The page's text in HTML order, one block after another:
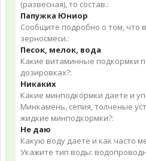
(развесная), то состав.:
Папужка Юниор
Сообщите подробно о том, что
зерносмеси.:
Песок, мелок, вода
Какие витаминные подкормки
дозировках?:
Никаких
Какие минподкормки даете и
Минкамень, сепия, толченые
жидкие минподкормки?:
Не даю
Какую воду даете и как часто
Укажите тип воды: